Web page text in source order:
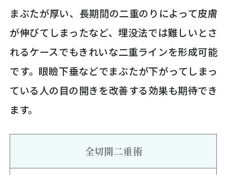
まぶたが厚い、長期間の二重のりによって皮膚
が伸びてしまったなど、埋没法では難しいとさ
れるケースでもきれいな二重ラインを形成可能
です。眼瞼下垂などでまぶたが下がってしまっ
ている人の目の開きを改善する効果も期待でき
ます。
全切開二重術